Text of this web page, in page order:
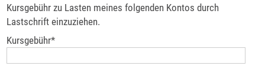
Kursgebühr zu Lasten meines folgenden Kontos durch
Lastschrift einzuziehen.
Kursgebühr*